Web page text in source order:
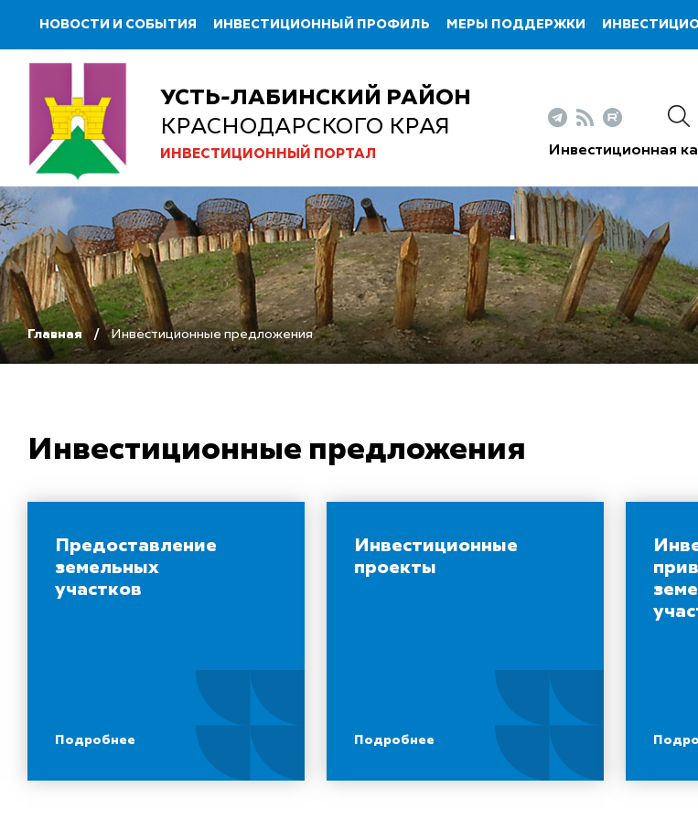
НОВОСТИ И СОБЫТИЯ ИНВЕСТИЦИОННЫЙ ПРОФИЛЬ МЕРЫ ПОДДЕРЖКИ
УСТЬ-ЛАБИНСКИЙ РАЙОН
КРАСНОДАРСКОГО КРАЯ
ИНВЕСТИЦИОННЫЙ ПОРТАЛ Инвестиционная
Главная Инвестиционные предложения
Инвестиционные предложения
Предоставление
земельных
участков
Подробнее
Инвестиционные
проекты
Подробнее